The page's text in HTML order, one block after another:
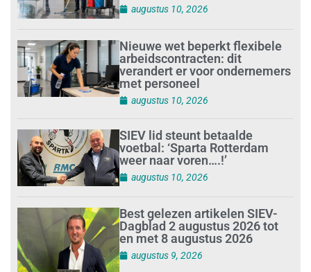
augustus 10, 2026
Nieuwe wet beperkt flexibele
arbeidscontracten: dit
verandert er voor ondernemers
met personeel
augustus 10, 2026
SIEV lid steunt betaalde
voetbal: ‘Sparta Rotterdam
weer naar voren….!’
augustus 10, 2026
Best gelezen artikelen SIEV-
Dagblad 2 augustus 2026 tot
en met 8 augustus 2026
augustus 9, 2026